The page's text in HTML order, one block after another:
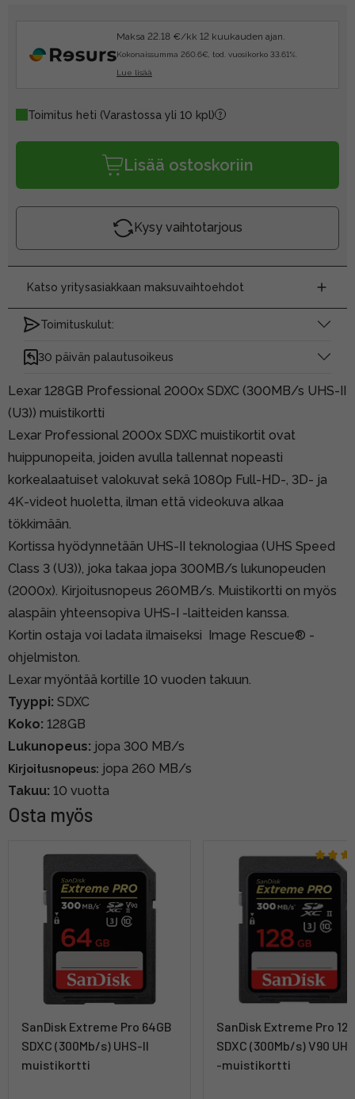
Maksa 22.18 €/kk 12 kuukauden ajan.
Kokonaissumma 260.6€, tod. vuosikorko 33.61%.
Lue lisää
Toimitus heti (Varastossa yli 10 kpl)
Lisää ostoskoriin
Kysy vaihtotarjous
Katso yritysasiakkaan maksuvaihtoehdot
Toimituskulut:
30 päivän palautusoikeus
Lexar 128GB Professional 2000x SDXC (300MB/s UHS-II
(U3)) muistikortti
Lexar Professional 2000x SDXC muistikortit ovat
huippunopeita, joiden avulla tallennat nopeasti
korkealaatuiset valokuvat sekä 1080p Full-HD-, 3D- ja
4K-videot huoletta, ilman että videokuva alkaa
tökkimään.
Kortissa hyödynnetään UHS-II teknologiaa (UHS Speed
Class 3 (U3)), joka takaa jopa 300MB/s lukunopeuden
(2000x). Kirjoitusnopeus 260MB/s. Muistikortti on myös
alaspäin yhteensopiva UHS-I -laitteiden kanssa.
Kortin ostaja voi ladata ilmaiseksi Image Rescue® -
ohjelmiston.
Lexar myöntää kortille 10 vuoden takuun.
Tyyppi: SDXC
Koko: 128GB
Lukunopeus: jopa 300 MB/s
Kirjoitusnopeus: jopa 260 MB/s
Takuu: 10 vuotta
Osta myös
SanDisk Extreme Pro 64GB
SDXC (300Mb/s) UHS-II
muistikortti
SanDisk Extreme Pro
SDXC (300Mb/s) V90
-muistikortti